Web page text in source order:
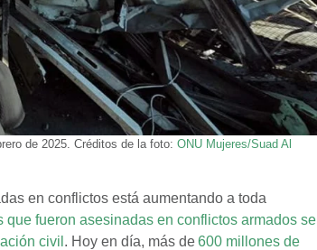
de 2025. Créditos de la foto: ONU Mujeres/Suad Al
en conflictos está aumentando a toda
que fueron asesinadas en conflictos armados se
civil . Hoy en día, más de600 millones de